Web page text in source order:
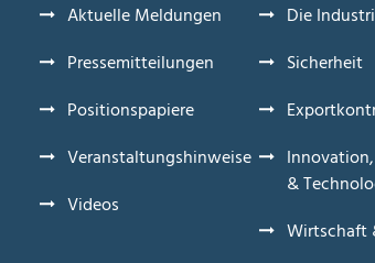
Aktuelle Meldungen
Pressemitteilungen
Positionspapiere
Veranstaltungshinweise
Videos
Die
Sicherheit
&
Wirtschaft